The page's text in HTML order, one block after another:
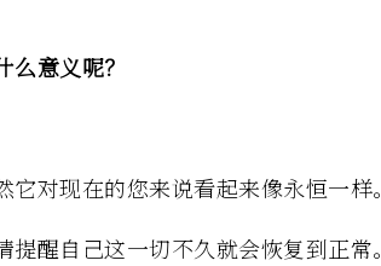
意义呢？
对现在的您来说看起来像永恒一样。
醒自己这一切不久就会恢复到正常。